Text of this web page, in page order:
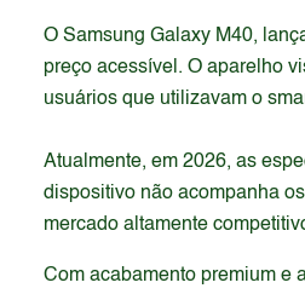
O Samsung Galaxy M40,
preço acessível. O aparelho
usuários que utilizavam o
Atualmente, em 2026, as
dispositivo não acompanha
mercado altamente
Com acabamento premium e